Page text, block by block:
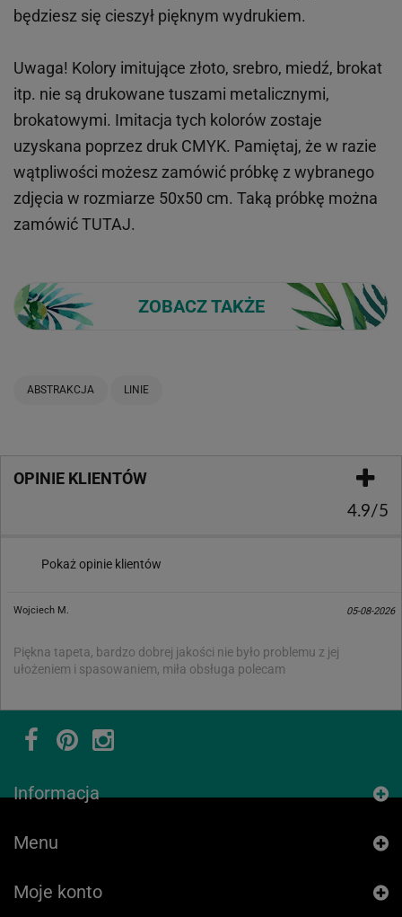
będziesz się cieszył pięknym wydrukiem.
Uwaga! Kolory imitujące złoto, srebro, miedź, brokat
itp. nie są drukowane tuszami metalicznymi,
brokatowymi. Imitacja tych kolorów zostaje
uzyskana poprzez druk CMYK. Pamiętaj, że w razie
wątpliwości możesz zamówić próbkę z wybranego
zdjęcia w rozmiarze 50x50 cm. Taką próbkę można
zamówićTUTAJ.
ZOBACZ TAKŻE
ABSTRAKCJA LINIE
OPINIE KLIENTÓW
4.9/5
Pokaż opinie klientów
Wojciech M. 05-08-2026
Piękna tapeta, bardzo dobrej jakości nie było problemu z jej
ułożeniem i spasowaniem, miła obsługa polecam
Informacja
Menu
Moje konto